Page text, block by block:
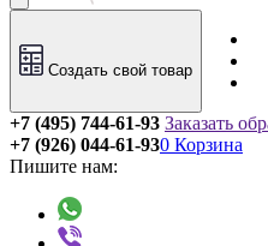
Создать свой товар
+7 (495) 744-61-93 Заказать
+7 (926) 044-61-93
Пишите нам:
0 Корзина